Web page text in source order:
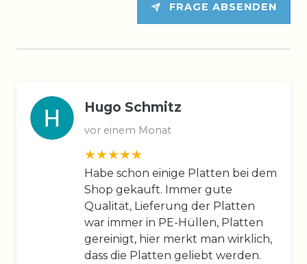
FRAGE ABSENDEN
Hugo Schmitz
vor einem Monat
Habe schon einige Platten bei dem
Shop gekauft. Immer gute
Qualität, Lieferung der Platten
war immer in PE-Hüllen, Platten
gereinigt, hier merkt man wirklich,
dass die Platten geliebt werden.